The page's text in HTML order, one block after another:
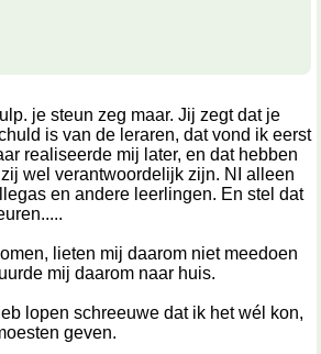
je steun zeg maar. Jij zegt dat je
is van de leraren, dat vond ik eerst
realiseerde mij later, en dat hebben
wel verantwoordelijk zijn. NI alleen
en andere leerlingen. En stel dat
lieten mij daarom niet meedoen
mij daarom naar huis.
lopen schreeuwe dat ik het wél kon,
geven.